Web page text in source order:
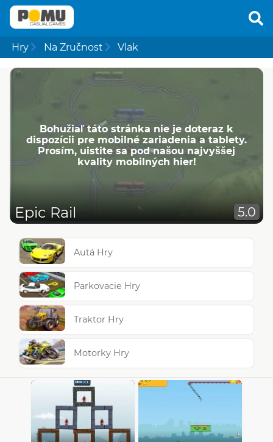
Hry Na Zručnost Vlak
Bohužiaľ táto stránka nie je doteraz k
dispozícii pre mobilné zariadenia a tablety.
Prosím, uistite sa pod našou najvyššej
kvality mobilných hier!
Epic Rail 5.0
Autá Hry
Parkovacie Hry
Traktor Hry
Motorky Hry